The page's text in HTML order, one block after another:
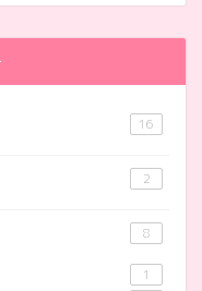
16
2
8
1